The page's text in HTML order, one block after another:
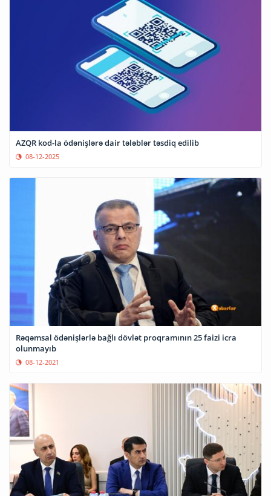
AZQR kod-la ödənişlərə dair tələblər təsdiq edilib
08-12-2025
Rəqəmsal ödənişlərlə bağlı dövlət proqramının 25 faizi icra
olunmayıb
08-12-2021